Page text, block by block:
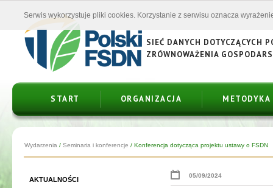
SIEĆ DANYCH DOTYCZĄCYCH
ZRÓWNOWAŻENIA
START ORGANIZACJA METODYKA
Wydarzenia / Seminaria i konferencje / Konferencja dotycząca projektu ustawy o FSDN
AKTUALNOŚCI
05/09/2024
Serwis wykorzystuje pliki cookies. Korzystanie z serwisu oznacza